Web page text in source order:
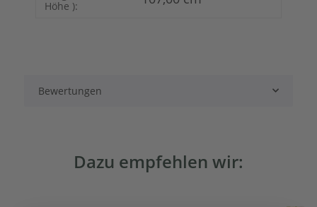
Höhe ):
Bewertungen
Dazu empfehlen wir: